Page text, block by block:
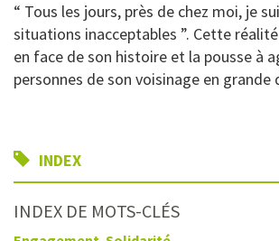
“ Tous les jours, près de chez moi, je
situations inacceptables ”. Cette
en face de son histoire et la pousse à
personnes de son voisinage en grande
INDEX
INDEX DE MOTS-CLÉS